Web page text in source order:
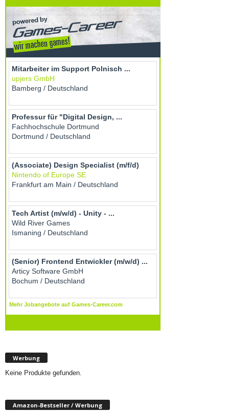
Werbung
Keine Produkte gefunden.
Amazon-Bestseller / Werbung